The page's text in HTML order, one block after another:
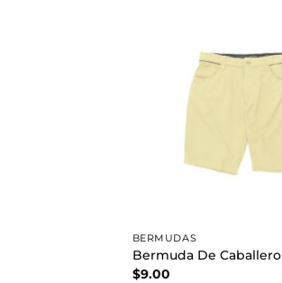
BERMUDAS
Bermuda De Caballero
$9.00